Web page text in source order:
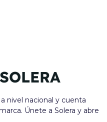
nivel nacional y cuenta
Únete a Solera y abre